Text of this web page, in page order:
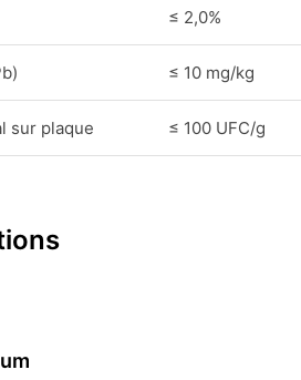
≤ 2,0%
≤ 10 mg/kg
sur plaque ≤ 100 UFC/g